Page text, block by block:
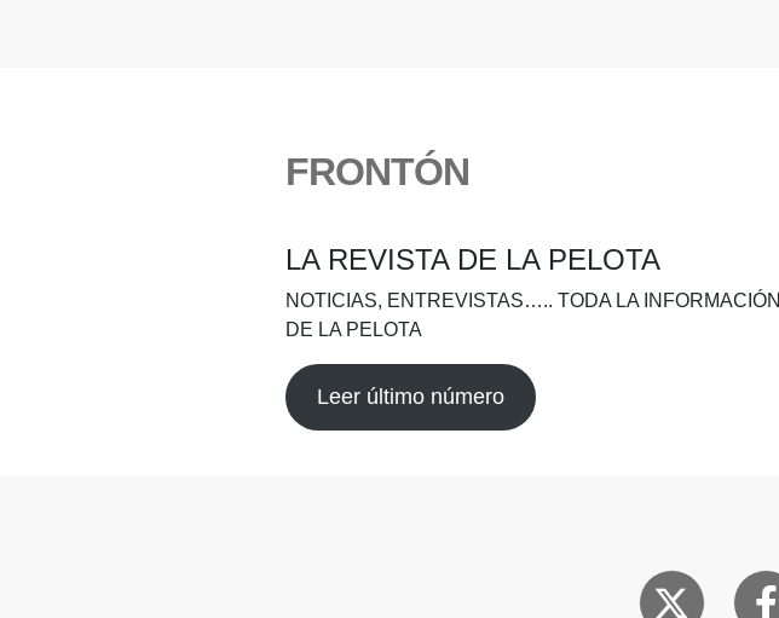
FRONTÓN
LA REVISTA DE LA PELOTA
NOTICIAS, ENTREVISTAS….. TODA LA INFORMACIÓN
DE LA PELOTA
Leer último número